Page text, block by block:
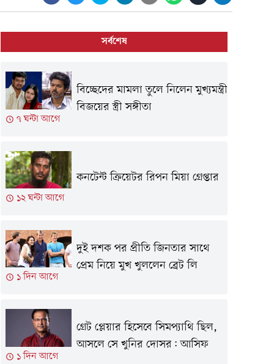
সর্বশেষ
৭ ঘন্টা আগে
বিচ্ছেদের মামলা তুলে নিলেন মুখ্যমন্ত্রী
বিজয়ের স্ত্রী সঙ্গীতা
১২ ঘন্টা আগে
কনটেন্ট ক্রিয়েটর রিপন মিয়া গ্রেপ্তার
১ দিন আগে
দুই দশক পর প্রীতি জিনতার সাথে
প্রেম নিয়ে মুখ খুললেন ব্রেট লি
১ দিন আগে
গ্রেট প্লেয়ার হিসেবে সিমপ‍্যাথি ছিল,
আসলে সে খুনির দোসর: আসিফ